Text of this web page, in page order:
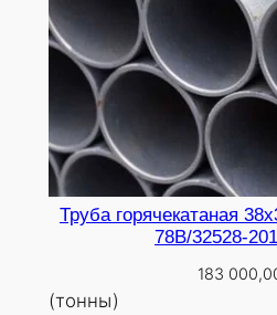
Труба горячекатаная
78В/32528-
183
(тонны)